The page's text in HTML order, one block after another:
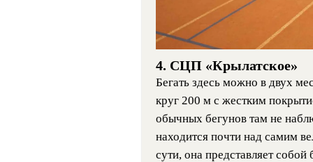
4. СЦП «Крылатское»
Бегать здесь можно в двух
круг 200 м с жестким
обычных бегунов там не
находится почти над самим
сути, она представляет